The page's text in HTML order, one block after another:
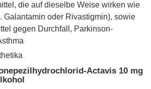
die auf dieselbe Weise wirken wie
Galantamin oder Rivastigmin), sowie
gegen Durchfall, Parkinson-
Actavis 10 mg